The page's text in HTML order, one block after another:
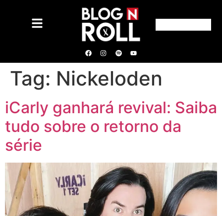
Tag: Nickeloden
iCarly ganhará revival: Saiba
tudo sobre o retorno da
série